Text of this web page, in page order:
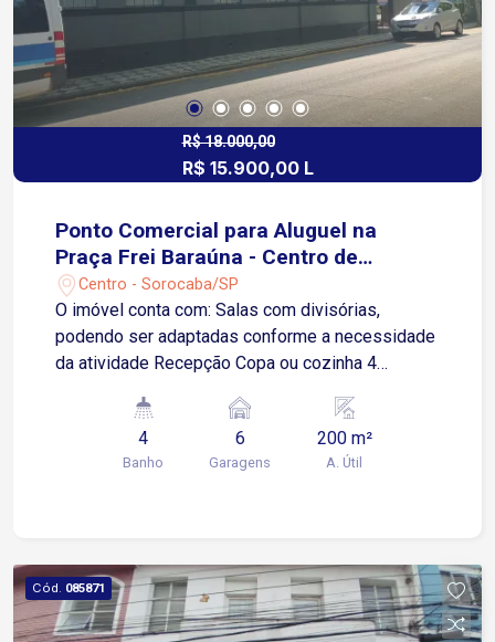
R$ 18.000,00
R$ 15.900,00 L
Ponto Comercial para Aluguel na
Praça Frei Baraúna - Centro de
Sorocaba/SP
Centro - Sorocaba/SP
O imóvel conta com: Salas com divisórias,
podendo ser adaptadas conforme a necessidade
da atividade Recepção Copa ou cozinha 4
clientes Fachada ampla e de destaque
Estacionamento, facilitando o acesso de
visitantes e colaboradores Localização: Situado
restaurantes e pontos de transporte público, o
que favorece a movimentação constante e o fluxo
de potenciais clientes Ideal para: Imobiliárias,
4
Banho
6
Garagens
200 m²
A. Útil
Cód. 085871